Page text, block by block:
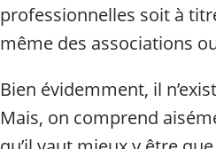
professionnelles soit à
même des associations
Bien évidemment, il
Mais, on comprend